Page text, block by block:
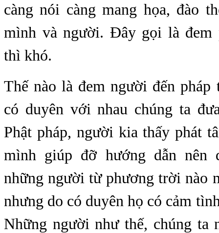
càng nói càng mang họa, đào
mình và người. Đây gọi là đem
thì khó.
Thế nào là đem người đến pháp
có duyên với nhau chúng ta
Phật pháp, người kia thấy phát
mình giúp đỡ hướng dẫn nên
những người từ phương trời nào
nhưng do có duyên họ có cảm
Những người như thế, chúng ta